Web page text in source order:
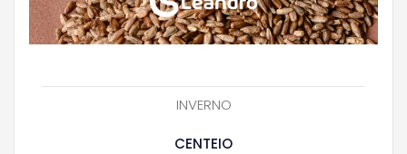
INVERNO
CENTEIO